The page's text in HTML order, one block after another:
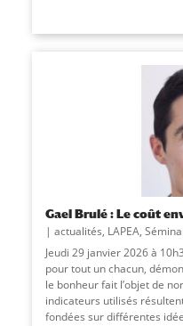
Gael Brulé : Le coût
actualités, LAPEA,
Jeudi 29 janvier 2026 à
pour tout un chacun,
le bonheur fait l’objet de
indicateurs utilisés
fondées sur différentes